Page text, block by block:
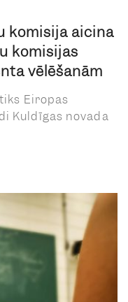
komisija aicina
komisijas
vēlēšanām
Eiropas
Kuldīgas novada